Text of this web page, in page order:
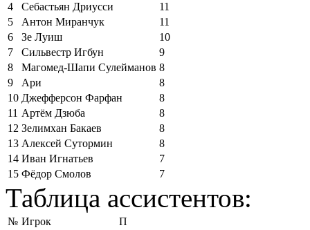
4
Себастьян Дриусси
11
5
Антон Миранчук
11
6
Зе Луиш
10
7
Сильвестр Игбун
9
8
Магомед-Шапи Сулейманов 8
9
Ари
8
10 Джефферсон Фарфан
8
11 Артём Дзюба
8
12 Зелимхан Бакаев
8
13 Алексей Сутормин
8
14 Иван Игнатьев
7
15 Фёдор Смолов 7
Таблица ассистентов:
№ Игрок
П